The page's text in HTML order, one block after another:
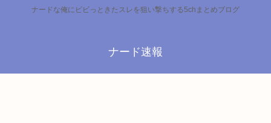
ナードな俺にビビっときたスレを狙い撃ちする5chまとめブログ
ナード速報